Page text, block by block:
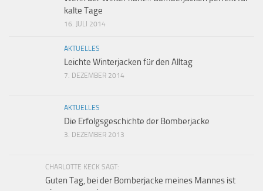
kalte Tage
16. JULI 2014
AKTUELLES
Leichte Winterjacken für den Alltag
7. DEZEMBER 2014
AKTUELLES
Die Erfolgsgeschichte der Bomberjacke
3. DEZEMBER 2013
CHARLOTTE KECK SAGT:
Guten Tag, bei der Bomberjacke meines Mannes ist